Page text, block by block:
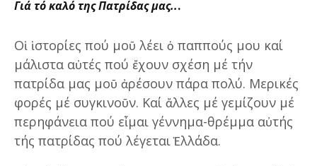
Γιά τό καλό της Πατρίδας μας...
Οἱ ἱστορίες πού μοῦ λέει ὁ παππούς μου καί
μάλιστα αὐτές πού ἔχουν σχέση μέ τήν
πατρίδα μας μοῦ ἀρέσουν πάρα πολύ. Μερικές
φορές μέ συγκινοῦν. Καί ἄλλες μέ γεμίζουν μέ
περηφάνεια πού εἶμαι γέννημα-θρέμμα αὐτής
τής πατρίδας πού λέγεται Ἑλλάδα.